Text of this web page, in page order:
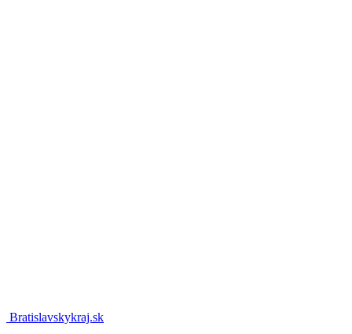
Bratislavskykraj.sk